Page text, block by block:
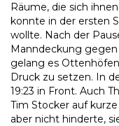
Räume, die sich
konnte in der ersten
wollte. Nach der
Manndeckung gegen
gelang es
Druck zu setzen. In
19:23 in Front. Auch
Tim Stocker auf
aber nicht hinderte,